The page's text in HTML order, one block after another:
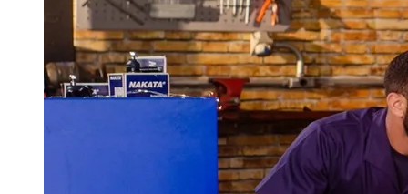
Publicidade Legal
Negócios Regionais
Turismo
Segurança Regional
Hospitais Estaduais
CarapicuíbaJandiraItapevi Cotia Pirapora